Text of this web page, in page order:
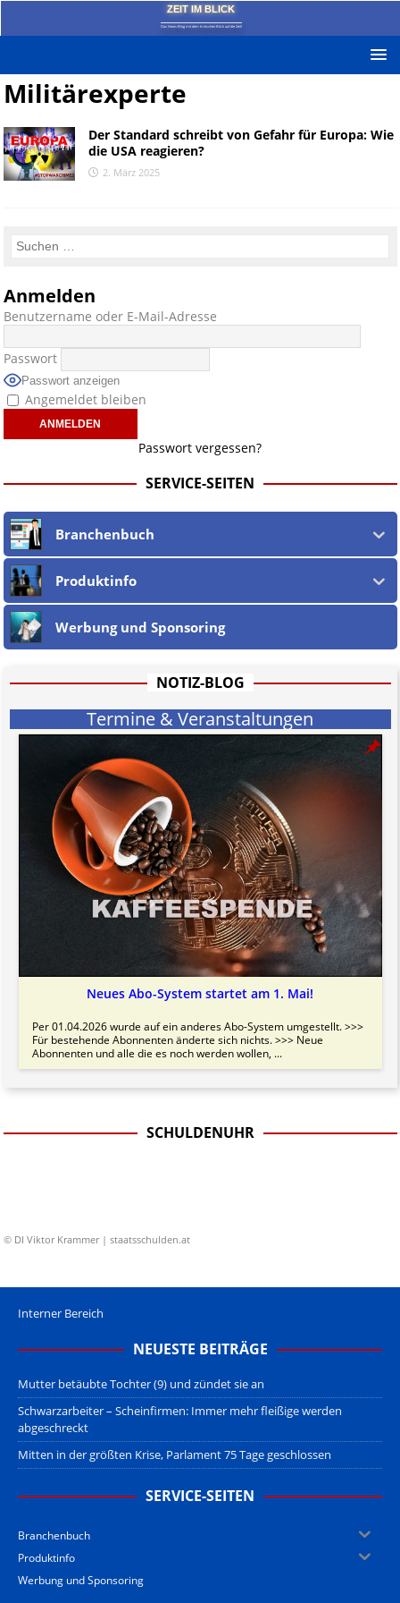
ZEIT IM BLICK
Das News-Blog mit dem kritischen Blick auf die Zeit!
Militärexperte
Der Standard schreibt von Gefahr für Europa: Wie
die USA reagieren?
2. März 2025
Anmelden
Benutzername oder E-Mail-Adresse
Passwort
Passwort anzeigen
Angemeldet bleiben
Passwort vergessen?
SERVICE-SEITEN
Branchenbuch
Produktinfo
Werbung und Sponsoring
NOTIZ-BLOG
Termine & Veranstaltungen
Neues Abo-System startet am 1. Mai!
Per 01.04.2026 wurde auf ein anderes Abo-System umgestellt. >>>
Für bestehende Abonnenten änderte sich nichts. >>> Neue
Abonnenten und alle die es noch werden wollen, ...
SCHULDENUHR
© DI Viktor Krammer | staatsschulden.at
Interner Bereich
NEUESTE BEITRÄGE
Mutter betäubte Tochter (9) und zündet sie an
Schwarzarbeiter – Scheinfirmen: Immer mehr fleißige werden
abgeschreckt
Mitten in der größten Krise, Parlament 75 Tage geschlossen
SERVICE-SEITEN
Branchenbuch
Produktinfo
Werbung und Sponsoring